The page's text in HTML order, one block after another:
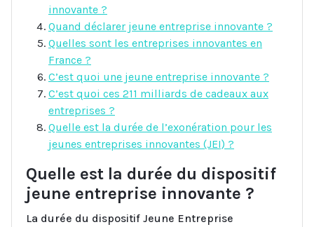
innovante ?
Quand déclarer jeune entreprise innovante ?
Quelles sont les entreprises innovantes en
France ?
C’est quoi une jeune entreprise innovante ?
C’est quoi ces 211 milliards de cadeaux aux
entreprises ?
Quelle est la durée de l’exonération pour les
jeunes entreprises innovantes (JEI) ?
Quelle est la durée du dispositif
jeune entreprise innovante ?
La durée du dispositif Jeune Entreprise